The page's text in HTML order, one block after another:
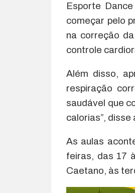
Esporte
começar pelo
na correção
controle
Além disso,
respiração
saudável que
calorias”,
As aulas
feiras, das 17
Caetano, às